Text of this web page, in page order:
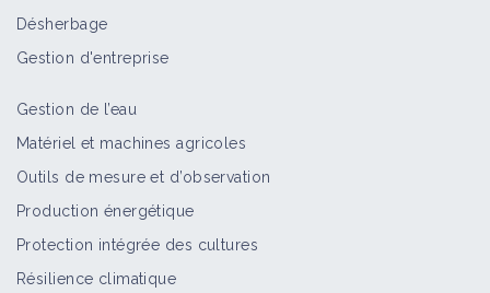
Désherbage
Gestion d'entreprise
Gestion de l’eau
Matériel et machines agricoles
Outils de mesure et d’observation
Production énergétique
Protection intégrée des cultures
Résilience climatique